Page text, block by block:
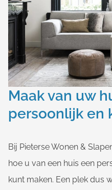
Maak van uw
persoonlijk en
Bij Pieterse Wonen &
hoe u van een huis een
kunt maken. Een plek dus